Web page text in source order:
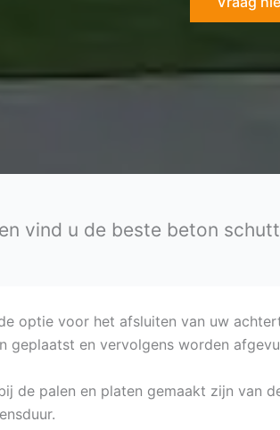
vind u de beste beton
optie voor het afsluiten van uw
geplaatst en vervolgens worden
de palen en platen gemaakt zijn